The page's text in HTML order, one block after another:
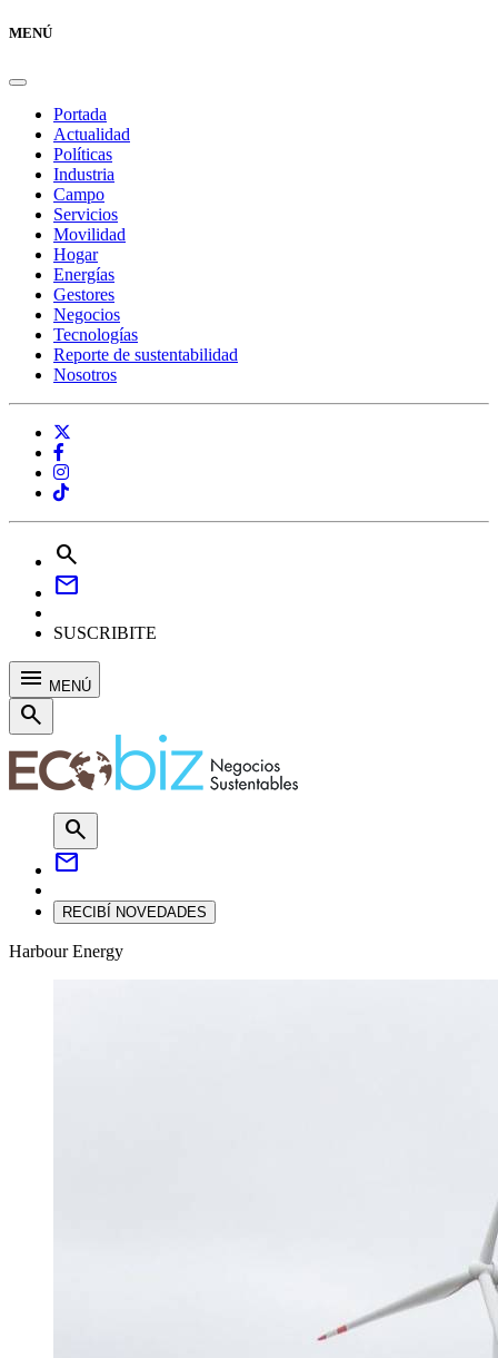
MENÚ
Portada
Actualidad
Políticas
Industria
Campo
Servicios
Movilidad
Hogar
Energías
Gestores
Negocios
Tecnologías
Reporte de sustentabilidad
Nosotros
search
mail
SUSCRIBITE
menu MENÚ
search
search
mail
RECIBÍ NOVEDADES
Harbour Energy